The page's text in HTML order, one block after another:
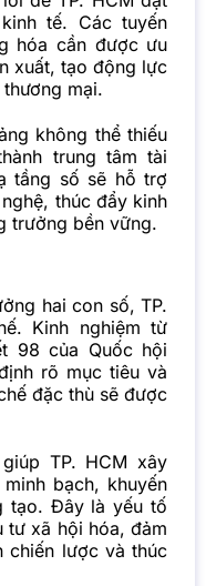
tế. Các tuyến
hóa cần được ưu
xuất, tạo động lực
mại.
không thể thiếu
trung tâm tài
tầng số sẽ hỗ trợ
thúc đẩy kinh
trưởng bền vững.
hai con số, TP.
Kinh nghiệm từ
98 của Quốc hội
rõ mục tiêu và
đặc thù sẽ được
TP. HCM xây
bạch, khuyến
tạo. Đây là yếu tố
tư xã hội hóa, đảm
chiến lược và thúc